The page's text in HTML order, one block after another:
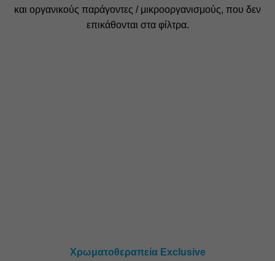
και οργανικούς παράγοντες / μικροοργανισμούς, που δεν
επικάθονται στα φίλτρα.
Χρωματοθεραπεία Exclusive